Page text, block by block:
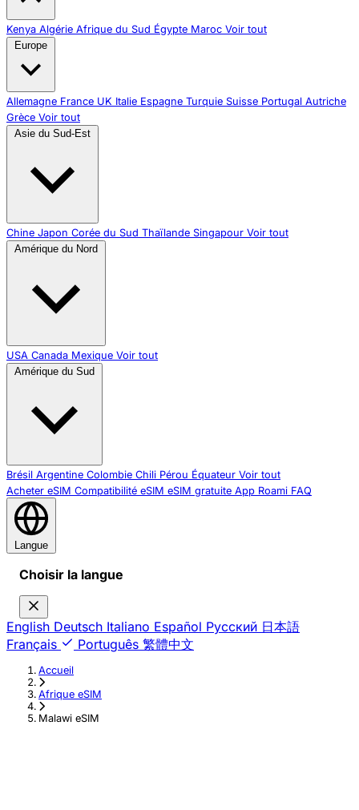
Kenya Algérie Afrique du Sud Égypte Maroc Voir tout
Europe
Allemagne France UK Italie Espagne Turquie Suisse Portugal Autriche
Grèce Voir tout
Asie du Sud-Est
Chine Japon Corée du Sud Thaïlande Singapour Voir tout
Amérique du Nord
USA Canada Mexique Voir tout
Amérique du Sud
Brésil Argentine Colombie Chili Pérou Équateur Voir tout
Acheter eSIM Compatibilité eSIM eSIM gratuite App Roami FAQ
Langue
Choisir la langue
English Deutsch Italiano Español Русский 日本語
Français
Português 繁體中文
Accueil
›
Afrique eSIM
›
Malawi eSIM